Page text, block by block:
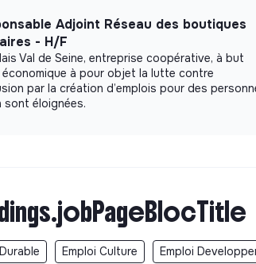
Adjoint Réseau des boutiques
- H/F
Val de Seine, entreprise coopérative, à but
à pour objet la lutte contre
par la création d’emplois pour des
sont éloignées.
Emploi Culture Emploi